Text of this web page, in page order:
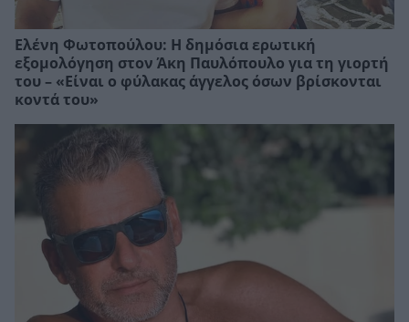
Ελένη Φωτοπούλου: Η δημόσια ερωτική
εξομολόγηση στον Άκη Παυλόπουλο για τη γιορτή
του – «Είναι ο φύλακας άγγελος όσων βρίσκονται
κοντά του»